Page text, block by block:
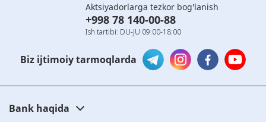
Aktsiyadorlarga tezkor bog'lanish
+998 78 140-00-88
Ish tartibi: DU-JU 09:00-18:00
Biz ijtimoiy tarmoqlarda
Bank haqida